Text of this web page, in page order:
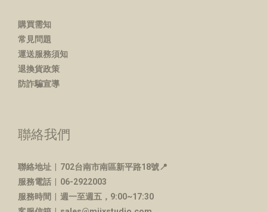
購買需知
常見問題
運送服務須知
退換貨政策
防詐騙宣導
聯絡我們
聯絡地址 | 702台南市南區新平路18號📍
服務電話 | 06-2922003
服務時間 | 週一至週五，9:00~17:30